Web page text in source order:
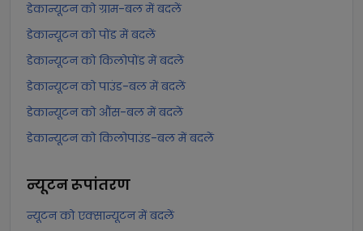
डेकान्यूटन को ग्राम-बल में बदलें
डेकान्यूटन को पोंड में बदलें
डेकान्यूटन को किलोपोंड में बदलें
डेकान्यूटन को पाउंड-बल में बदलें
डेकान्यूटन को औंस-बल में बदलें
डेकान्यूटन को किलोपाउंड-बल में बदलें
न्यूटनरूपांतरण
न्यूटन को एक्सान्यूटन में बदलें